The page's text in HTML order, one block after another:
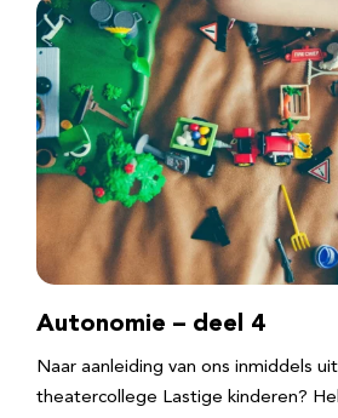
Autonomie – deel 4
Naar aanleiding van ons inmiddels
theatercollege Lastige kinderen?